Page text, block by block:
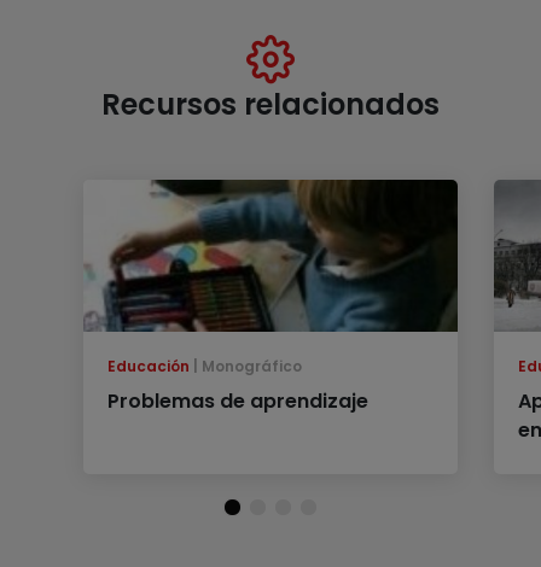
Recursos relacionados
Educación Monográfico
Problemas de aprendizaje